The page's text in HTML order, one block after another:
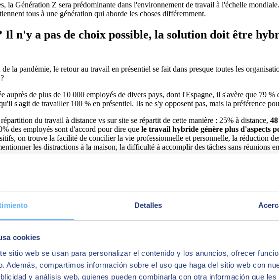
Detalles
cookies
sitio web se usan para personalizar el contenido y los anuncios, ofrecer
Además, compartimos información sobre el uso que haga del sitio web con
y análisis web, quienes pueden combinarla con otra información que
la Génération Z sera prédominante dans l'environnement de travail à l'échelle
tous à une génération qui aborde les choses différemment.
Il n'y a pas de choix possible, la solution doit être
la pandémie, le retour au travail en présentiel se fait dans presque toutes les
auprès de plus de 10 000 employés de divers pays, dont l'Espagne, il s'avère que 79
s'agit de travailler 100 % en présentiel. Ils ne s'y opposent pas, mais la préférence
du travail à distance vs sur site se répartit de cette manière : 25% à distance,
des employés sont d'accord pour dire que le travail hybride génère plus d'aspects
on trouve la facilité de concilier la vie professionnelle et personnelle, la réduction
les distractions à la maison, la difficulté à accomplir des tâches sans réunions
commun : natifs numériques
à celles que nous avons vues dans les groupes précédents. Les Gen Z
unes des particularités de la Génération Z, qui font qu'il s'agit d'un groupe
soit
Selon l'étude de Kantar, seulement
de leurs carrières professionnelles et de leur éducation. 40% des travailleurs de
contre 27% de ceux de la Génération des soi-disant “Boomers” (nés entre 1946 et
et les compétences que cette génération apporte. Il est temps de ajuster les
nouvelle génération.